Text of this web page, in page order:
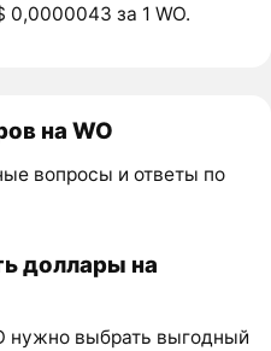
за 1 WO.
на WO
вопросы и ответы по
доллары на
нужно выбрать выгодный